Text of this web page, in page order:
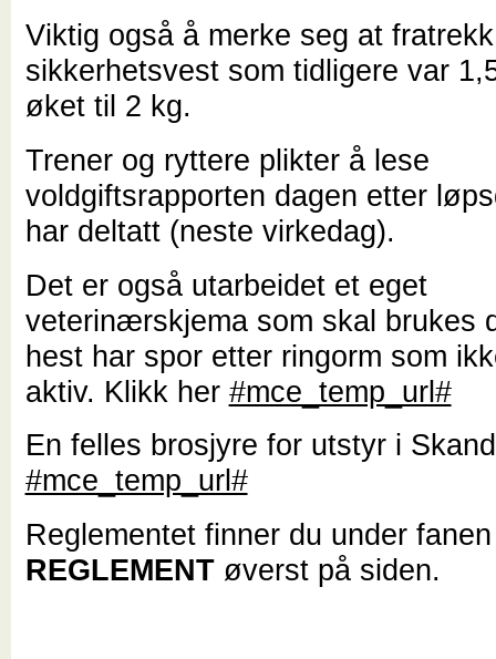
Viktig også å merke seg at
sikkerhetsvest som tidligere var
øket til 2 kg.
Trener og ryttere plikter å lese
voldgiftsrapporten dagen etter
har deltatt (neste virkedag).
Det er også utarbeidet et eget
veterinærskjema som skal brukes
hest har spor etter ringorm som
aktiv. Klikk her #mce_temp_url#
En felles brosjyre for utstyr i
#mce_temp_url#
Reglementet finner du under fanen
REGLEMENTøverst på siden.